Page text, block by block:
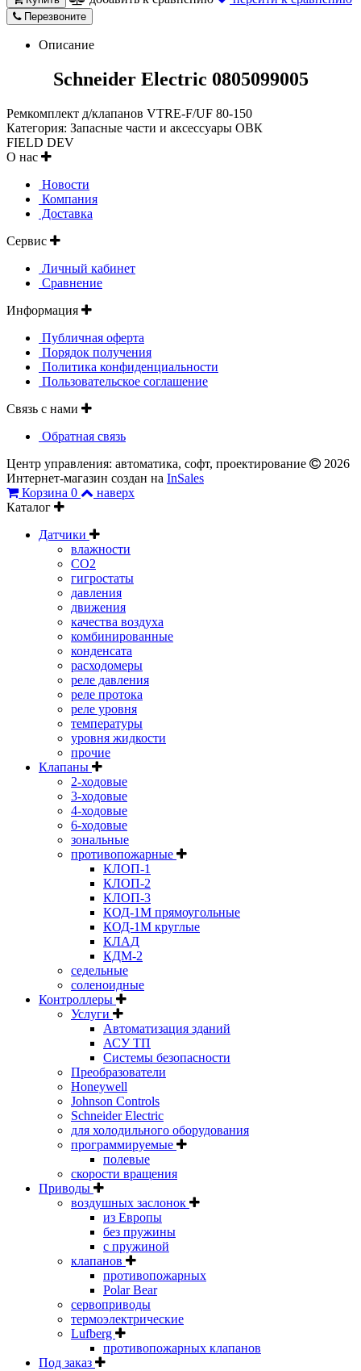
Перезвоните
Описание
Schneider Electric 0805099005
Ремкомплект д/клапанов VTRE-F/UF 80-150
Категория: Запасные части и аксессуары ОВК
FIELD DEV
О нас
Новости
Компания
Доставка
Сервис
Личный кабинет
Сравнение
Информация
Публичная оферта
Порядок получения
Политика конфиденциальности
Пользовательское соглашение
Связь с нами
Обратная связь
Центр управления: автоматика, софт, проектирование
2026
Интернет-магазин создан на InSales
Корзина 0
наверх
Каталог
Датчики
влажности
CO2
гигростаты
давления
движения
качества воздуха
комбинированные
конденсата
расходомеры
реле давления
реле протока
реле уровня
температуры
уровня жидкости
прочие
Клапаны
2-ходовые
3-ходовые
4-ходовые
6-ходовые
зональные
противопожарные
КЛОП-1
КЛОП-2
КЛОП-3
КОД-1М прямоугольные
КОД-1М круглые
КЛАД
КДМ-2
седельные
соленоидные
Контроллеры
Услуги
Автоматизация зданий
АСУ ТП
Системы безопасности
Преобразователи
Honeywell
Johnson Controls
Schneider Electric
для холодильного оборудования
программируемые
полевые
скорости вращения
Приводы
воздушных заслонок
из Европы
без пружины
с пружиной
клапанов
противопожарных
Polar Bear
сервоприводы
термоэлектрические
Lufberg
противопожарных клапанов
Под заказ